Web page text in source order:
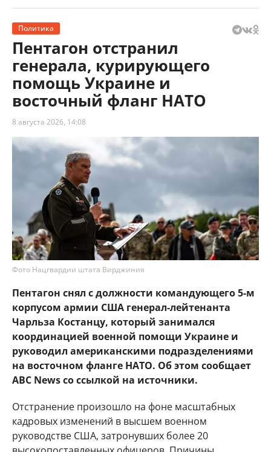
Политика
Пентагон отстранил
генерала, курирующего
помощь Украине и
восточный фланг НАТО
8 августа 2026, 14:08
Фото Нацгвардии штата Вирджиния
Пентагон снял с должности командующего 5-м
корпусом армии США генерал-лейтенанта
Чарльза Костанцу, который занимался
координацией военной помощи Украине и
руководил американскими подразделениями
на восточном фланге НАТО. Об этом сообщает
ABC News со ссылкой на источники.
Отстранение произошло на фоне масштабных
кадровых изменений в высшем военном
руководстве США, затронувших более 20